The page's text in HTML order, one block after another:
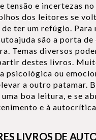
tensão e incertezas
dos leitores se
ter um refúgio. Para
são a porta de
Temas diversos
destes livros.
psicológica ou
a outro patamar.
boa leitura, e se
e à
LIVROS DE